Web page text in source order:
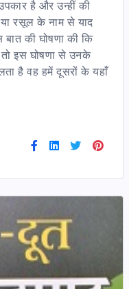
है और उन्हीं की
या रसूल के नाम से याद
की घोषणा की कि
तो इस घोषणा से उनके
है वह हमें दूसरों के यहाँ